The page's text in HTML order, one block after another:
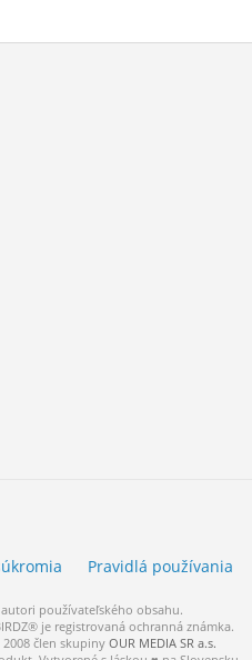
Pravidlá používania
autori používateľského obsahu.
je registrovaná ochranná známka.
2008 člen skupiny OUR MEDIA SR a.s.